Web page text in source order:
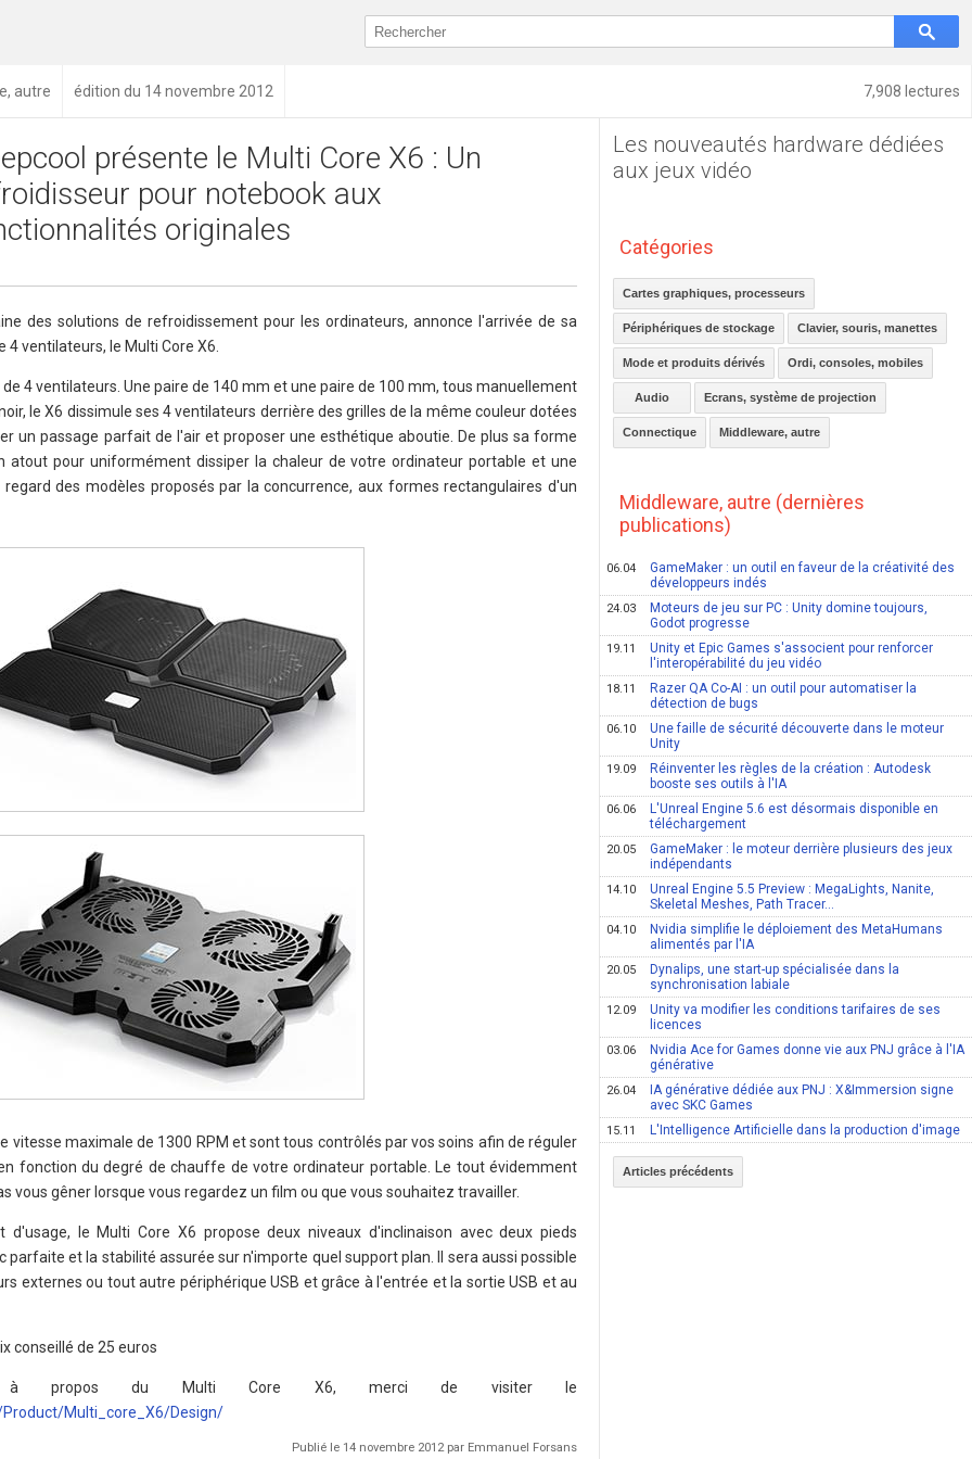
7,908 lectures
autre édition du 14 novembre 2012
présente le Multi Core X6 : Un
pour notebook aux
originales
des solutions de refroidissement pour les ordinateurs, annonce l'arrivée de sa
ventilateurs, le Multi Core X6.
de 4 ventilateurs. Une paire de 140 mm et une paire de 100 mm, tous manuellement
le X6 dissimule ses 4 ventilateurs derrière des grilles de la même couleur dotées
un passage parfait de l'air et proposer une esthétique aboutie. De plus sa forme
atout pour uniformément dissiper la chaleur de votre ordinateur portable et une
des modèles proposés par la concurrence, aux formes rectangulaires d'un
vitesse maximale de 1300 RPM et sont tous contrôlés par vos soins afin de réguler
fonction du degré de chauffe de votre ordinateur portable. Le tout évidemment
vous gêner lorsque vous regardez un film ou que vous souhaitez travailler.
d'usage, le Multi Core X6 propose deux niveaux d'inclinaison avec deux pieds
et la stabilité assurée sur n'importe quel support plan. Il sera aussi possible
externes ou tout autre périphérique USB et grâce à l'entrée et la sortie USB et au
conseillé de 25 euros
à propos du Multi Core X6, merci de visiter le
Multi_core_X6/Design/
Publié le 14 novembre 2012 par Emmanuel Forsans
Les nouveautés hardware dédiées
aux jeux vidéo
Catégories
Cartes graphiques, processeurs
Périphériques de stockage Clavier, souris, manettes
Mode et produits dérivés Ordi, consoles, mobiles
Audio Ecrans, système de projection
Connectique Middleware, autre
Middleware, autre (dernières
publications)
06.04
GameMaker : un outil en faveur de la créativité des
développeurs indés
24.03
Moteurs de jeu sur PC : Unity domine toujours,
Godot progresse
19.11
Unity et Epic Games s'associent pour renforcer
l'interopérabilité du jeu vidéo
18.11
Razer QA Co-AI : un outil pour automatiser la
détection de bugs
06.10
Une faille de sécurité découverte dans le moteur
Unity
19.09
Réinventer les règles de la création : Autodesk
booste ses outils à l'IA
06.06
L'Unreal Engine 5.6 est désormais disponible en
téléchargement
20.05
GameMaker : le moteur derrière plusieurs des jeux
indépendants
14.10
Unreal Engine 5.5 Preview : MegaLights, Nanite,
Skeletal Meshes, Path Tracer...
04.10
Nvidia simplifie le déploiement des MetaHumans
alimentés par l'IA
20.05
Dynalips, une start-up spécialisée dans la
synchronisation labiale
12.09
Unity va modifier les conditions tarifaires de ses
licences
03.06
Nvidia Ace for Games donne vie aux PNJ grâce à l'IA
générative
26.04
IA générative dédiée aux PNJ : X&Immersion signe
avec SKC Games
15.11 L'Intelligence Artificielle dans la production d'image
Articles précédents